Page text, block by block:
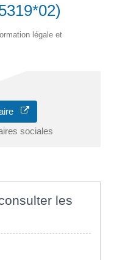
légale et
sociales
les